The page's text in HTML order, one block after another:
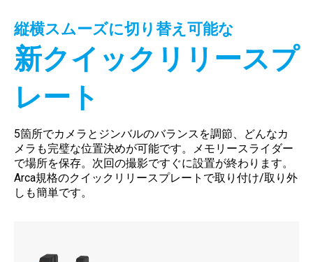
縦横スムーズに切り替え可能な
新クイックリリースプ
レート
5箇所でカメラとジンバルのバランスを調節、どんなカ
メラも完璧な位置決めが可能です。メモリースライダー
で場所を保存。次回の撮影ですぐに設置が終わります。
Arca規格のクイックリリースプレートで取り付け/取り外
しも簡単です。